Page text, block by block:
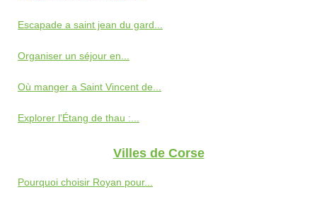
Escapade a saint jean du gard...
Organiser un séjour en...
Où manger a Saint Vincent de...
Explorer l'Étang de thau :...
Villes de Corse
Pourquoi choisir Royan pour...